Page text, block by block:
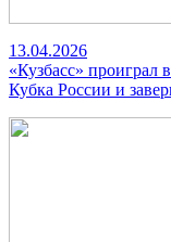
13.04.2026
«Кузбасс» проиграл
Кубка России и